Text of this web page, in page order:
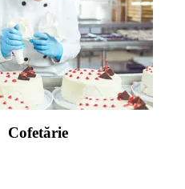
Cofetărie